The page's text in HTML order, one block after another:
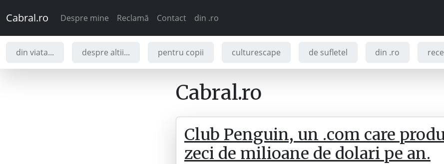
Cabral.ro Despre mine Reclamă Contact din .ro
din viata... despre altii... pentru copii culturescape de sufletel din .ro
Cabral.ro
Club Penguin, un .com care
zeci de milioane de dolari pe an.